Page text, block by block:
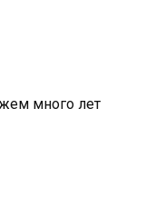
много лет